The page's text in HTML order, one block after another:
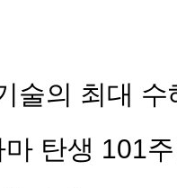
술의 최대
마 탄생 101